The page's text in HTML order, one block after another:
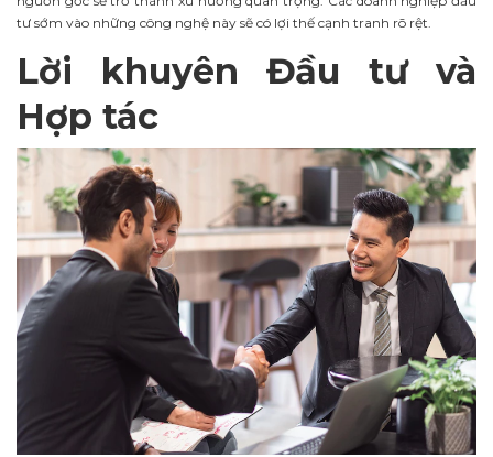
tư sớm vào những công nghệ này sẽ có lợi thế cạnh tranh rõ rệt.
Lời khuyên Đầu tư và
Hợp tác